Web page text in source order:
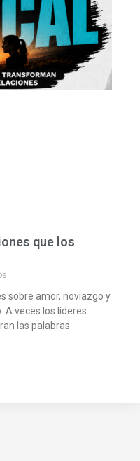
que los
sobre amor, noviazgo y
A veces los líderes
las palabras